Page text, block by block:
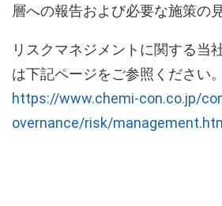
層への報告および必要な施策の
リスクマネジメントに関する当
は下記ページをご参照ください。
https://www.chemi-con.co.jp/
overnance/risk/